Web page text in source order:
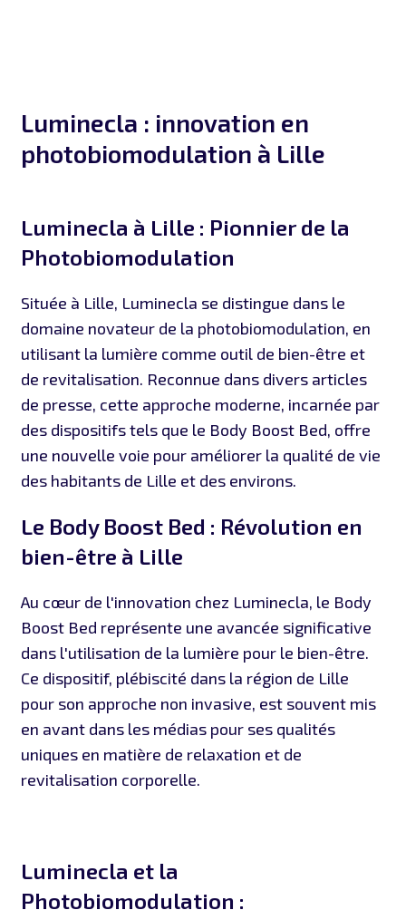
Luminecla : innovation en
photobiomodulation à Lille
Luminecla à Lille : Pionnier de la
Photobiomodulation
Située à Lille, Luminecla se distingue dans le
domaine novateur de la photobiomodulation, en
utilisant la lumière comme outil de bien-être et
de revitalisation. Reconnue dans divers articles
de presse, cette approche moderne, incarnée par
des dispositifs tels que le Body Boost Bed, offre
une nouvelle voie pour améliorer la qualité de vie
des habitants de Lille et des environs.
Le Body Boost Bed : Révolution en
bien-être à Lille
Au cœur de l'innovation chez Luminecla, le Body
Boost Bed représente une avancée significative
dans l'utilisation de la lumière pour le bien-être.
Ce dispositif, plébiscité dans la région de Lille
pour son approche non invasive, est souvent mis
en avant dans les médias pour ses qualités
uniques en matière de relaxation et de
revitalisation corporelle.
Luminecla et la
Photobiomodulation :